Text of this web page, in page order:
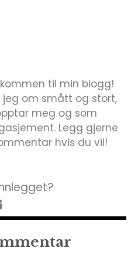
til min blogg!
jeg om smått og stort,
meg og som
Legg gjerne
hvis du vil!